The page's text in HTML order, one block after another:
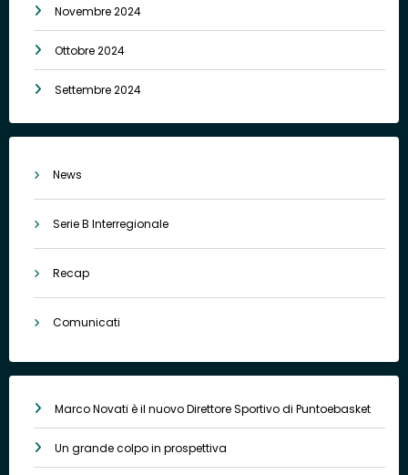
Novembre 2024
Ottobre 2024
Settembre 2024
News
Serie B Interregionale
Recap
Comunicati
Marco Novati è il nuovo Direttore Sportivo di Puntoebasket
Un grande colpo in prospettiva